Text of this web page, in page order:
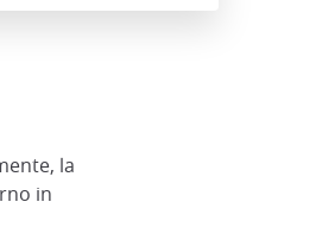
la
in